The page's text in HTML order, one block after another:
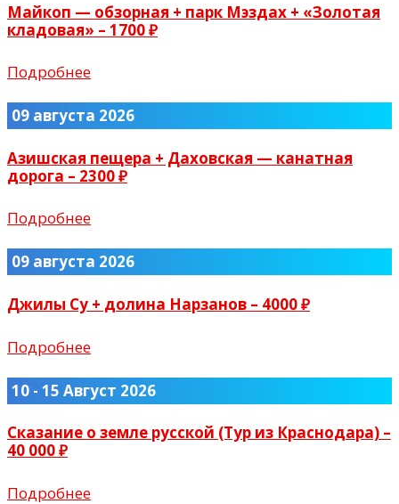
Майкоп — обзорная + парк Мэздах + «Золотая
кладовая» – 1700 ₽
Подробнее
09 августа 2026
Азишская пещера + Даховская — канатная
дорога – 2300 ₽
Подробнее
09 августа 2026
Джилы Су + долина Нарзанов – 4000 ₽
Подробнее
10 - 15 Август 2026
Сказание о земле русской (Тур из Краснодара) –
40 000 ₽
Подробнее